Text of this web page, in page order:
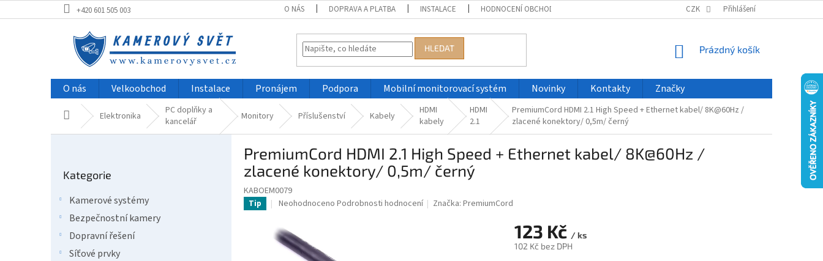
na
+420 601 505 003 O NÁS DOPRAVA A PLATBA INSTALACE HODNOCENÍ OBCHODU VELKOOBCHOD ČASTO KLADENÉ DOTAZY
CZK Přihlášení
HLEDAT
NÁKUPNÍ
Prázdný košík
O nás Velkoobchod Instalace Pronájem Podpora Mobilní monitorovací systém Novinky Kontakty Značky
Domů Elektronika
PC doplňky a
kancelář
Monitory Příslušenství Kabely
HDMI
kabely
HDMI
2.1
PremiumCord HDMI 2.1 High Speed + Ethernet kabel/ 8K@60Hz /
zlacené konektory/ 0,5m/ černý
kategorie
Kategorie
Kamerové systémy
Bezpečnostní kamery
Dopravní řešení
Síťové prvky
PremiumCord HDMI 2.1 High Speed + Ethernet kabel/ 8K@60Hz /
zlacené konektory/ 0,5m/ černý
KABOEM0079
Tip
Průměrné
produktu
je
0,0
Neohodnoceno Podrobnosti hodnocení Značka:PremiumCord
123 Kč / ks
102 Kč bez DPH